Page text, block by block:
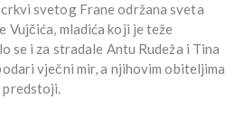
svetog Frane održana sveta
Vujčića, mladića koji je teže
se i za stradale Antu Rudeža i Tina
vječni mir, a njihovim obiteljima
predstoji.